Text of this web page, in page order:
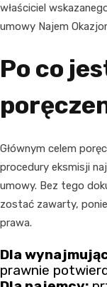
właściciel
umowy Najem
Po co
Głównym celem
procedury eksmisji
umowy. Bez tego
zostać zawarty,
prawa.
Dla
prawnie